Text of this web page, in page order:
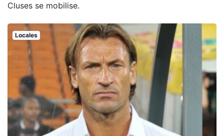
Cluses se mobilise.
Locales